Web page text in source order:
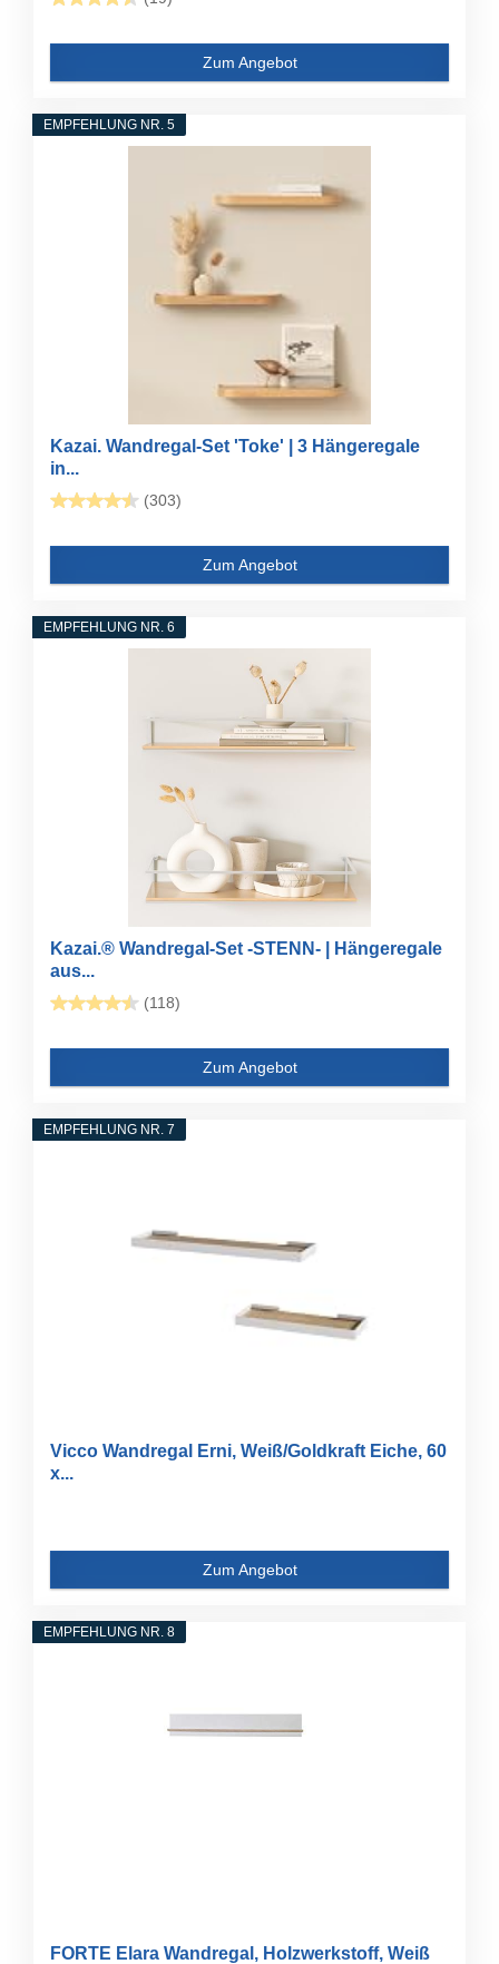
Zum Angebot
EMPFEHLUNG NR. 5
Kazai. Wandregal-Set 'Toke' | 3 Hängeregale
in...
(303)
Zum Angebot
EMPFEHLUNG NR. 6
Kazai.® Wandregal-Set -STENN- | Hängeregale
aus...
(118)
Zum Angebot
EMPFEHLUNG NR. 7
Vicco Wandregal Erni, Weiß/Goldkraft Eiche, 60
x...
Zum Angebot
EMPFEHLUNG NR. 8
FORTE Elara Wandregal, Holzwerkstoff, Weiß